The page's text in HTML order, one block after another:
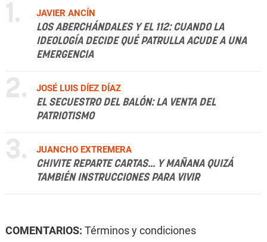
1.
JAVIER ANCÍN
LOS ABERCHÁNDALES Y EL 112: CUANDO LA
IDEOLOGÍA DECIDE QUÉ PATRULLA ACUDE A UNA
EMERGENCIA
2.
JOSÉ LUIS DÍEZ DÍAZ
EL SECUESTRO DEL BALÓN: LA VENTA DEL
PATRIOTISMO
3.
JUANCHO EXTREMERA
CHIVITE REPARTE CARTAS... Y MAÑANA QUIZÁ
TAMBIÉN INSTRUCCIONES PARA VIVIR
COMENTARIOS: Términos y condiciones